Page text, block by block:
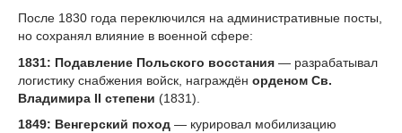
После 1830 года переключился на административные посты,
но сохранял влияние в военной сфере:
1831: Подавление Польского восстания — разрабатывал
логистику снабжения войск, награждён орденом Св.
Владимира II степени (1831).
1849: Венгерский поход — курировал мобилизацию